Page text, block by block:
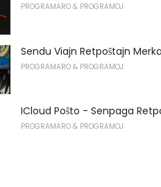
PROGRAMARO & PROGRAMOJ
Sendu Viajn Retpoŝtajn
PROGRAMARO & PROGRAMOJ
ICloud Poŝto - Senpaga
PROGRAMARO & PROGRAMOJ